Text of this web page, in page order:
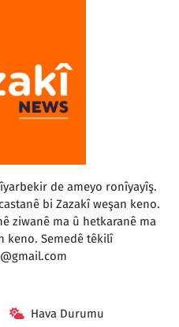
de ameyo ronîyayîş.
bi Zazakî weşan keno.
ziwanê ma û hetkaranê ma
keno. Semedê têkilî
Hava Durumu